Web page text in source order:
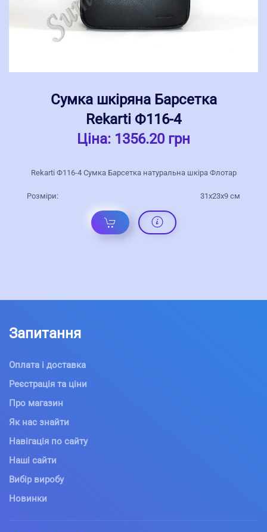
Сумка шкіряна Барсетка
Rekarti Ф116-4
Ціна: 1356.20 грн
Rekarti Ф116-4 Сумка Барсетка натуральна шкіра Флотар
Розміри: 31х23х9 см
Запитання
Оплата і доставка
Реєстрація та ціни
Про магазин
Як нас знайти
Навігація по сайту
Наші сайти
Вибір виробу
Новинки